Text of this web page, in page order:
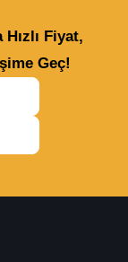
Fiyat,
Geç!